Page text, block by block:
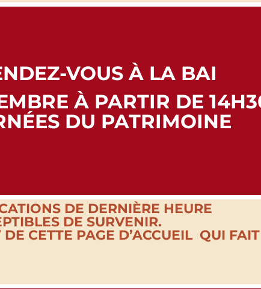
VOUS À LA BAI
À PARTIR DE
DU PATRIMOINE
DE DERNIÈRE HEURE
DE SURVENIR.
CETTE PAGE D’ACCUEIL QUI